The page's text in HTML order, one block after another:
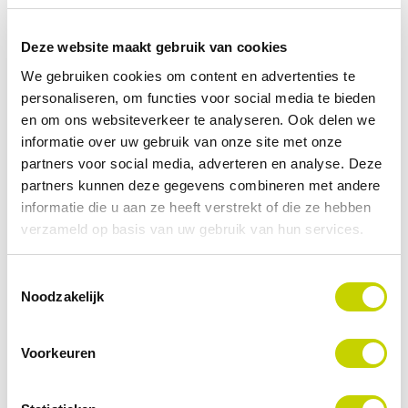
Deze website maakt gebruik van cookies
We gebruiken cookies om content en advertenties te
personaliseren, om functies voor social media te bieden
en om ons websiteverkeer te analyseren. Ook delen we
informatie over uw gebruik van onze site met onze
partners voor social media, adverteren en analyse. Deze
partners kunnen deze gegevens combineren met andere
informatie die u aan ze heeft verstrekt of die ze hebben
verzameld op basis van uw gebruik van hun services.
Noodzakelijk
Voorkeuren
E-
Telefoon
Ik ga akkoord met het privacystatement van Actemium
*
CAPTCHA